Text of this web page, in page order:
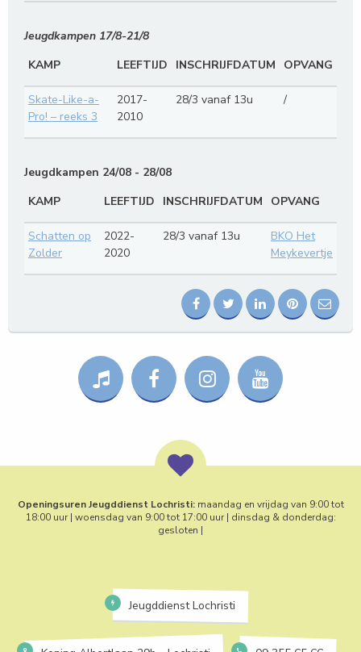
Jeugdkampen 17/8-21/8
KAMP
LEEFTIJD INSCHRIJFDATUM OPVANG
Skate-Like-a-
Pro! – reeks 3
2017-
2010
28/3 vanaf 13u /
Jeugdkampen 24/08 - 28/08
KAMP
LEEFTIJD INSCHRIJFDATUM OPVANG
Schatten op
Zolder
2022-
2020
28/3 vanaf 13u
BKO Het
Meykevertje
Openingsuren Jeugddienst Lochristi:maandag en vrijdag van 9:00 tot
18:00 uur | woensdag van 9:00 tot 17:00 uur | dinsdag & donderdag:
gesloten |
Jeugddienst Lochristi